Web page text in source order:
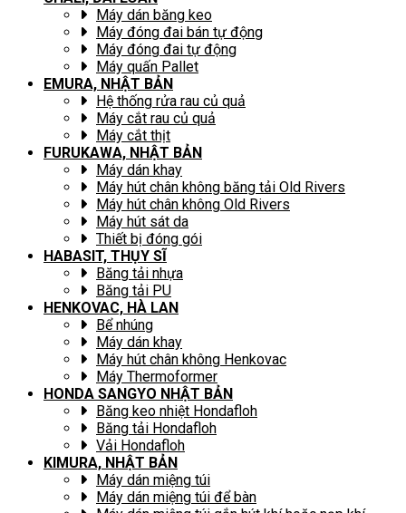
Máy dán băng keo
Máy đóng đai bán tự động
Máy đóng đai tự động
Máy quấn Pallet
EMURA, NHẬT BẢN
Hệ thống rửa rau củ quả
Máy cắt rau củ quả
Máy cắt thịt
FURUKAWA, NHẬT BẢN
Máy dán khay
Máy hút chân không băng tải Old Rivers
Máy hút chân không Old Rivers
Máy hút sát da
Thiết bị đóng gói
HABASIT, THỤY SĨ
Băng tải nhựa
Băng tải PU
HENKOVAC, HÀ LAN
Bể nhúng
Máy dán khay
Máy hút chân không Henkovac
Máy Thermoformer
HONDA SANGYO NHẬT BẢN
Băng keo nhiệt Hondafloh
Băng tải Hondafloh
Vải Hondafloh
KIMURA, NHẬT BẢN
Máy dán miệng túi
Máy dán miệng túi để bàn